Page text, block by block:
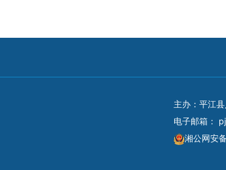
主办：平江
电子邮箱：
湘公网安